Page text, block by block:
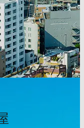
2026年7月5